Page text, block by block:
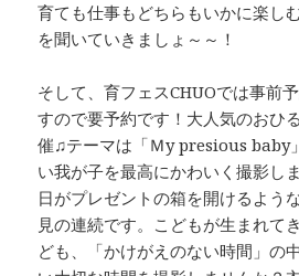
育ても仕事もどちらもいかに楽し
を聞いていきましょ～～！
そして、育フェスCHUOでは事前
すので要予約です！大人気のおひ
催♫テーマは「Ｍy presious baby
い我が子を最高にかわいく撮影し
日がプレゼントの箱を開けるよう
見の連続です。こどもが生まれて
ども、「かけがえのない時間」の